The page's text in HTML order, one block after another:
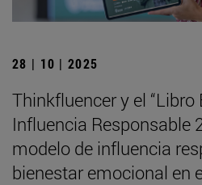
28 | 10 | 2025
Thinkfluencer y el “Libro
Influencia Responsable
modelo de influencia
bienestar emocional en